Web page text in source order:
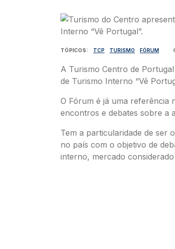
Imagem
TÓPICOS TCP TURISMO FÓRUM
A Turismo Centro de
de Turismo Interno “Vê
O Fórum é já uma referência
encontros e debates sobre a
Tem a particularidade de ser
no país com o objetivo de
interno, mercado